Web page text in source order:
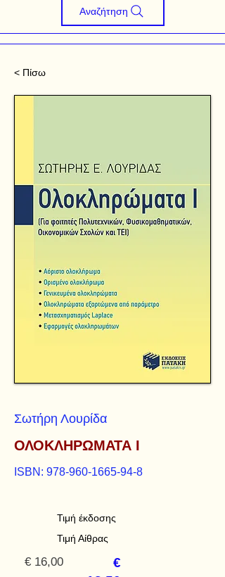
Αναζήτηση
< Πίσω
Σωτήρη Λουρίδα
ΟΛΟΚΛΗΡΩΜΑΤΑ Ι
ISBN: 978-960-1665-94-8
Τιμή έκδοσης
Τιμή Αίθρας
€ 16,00
€